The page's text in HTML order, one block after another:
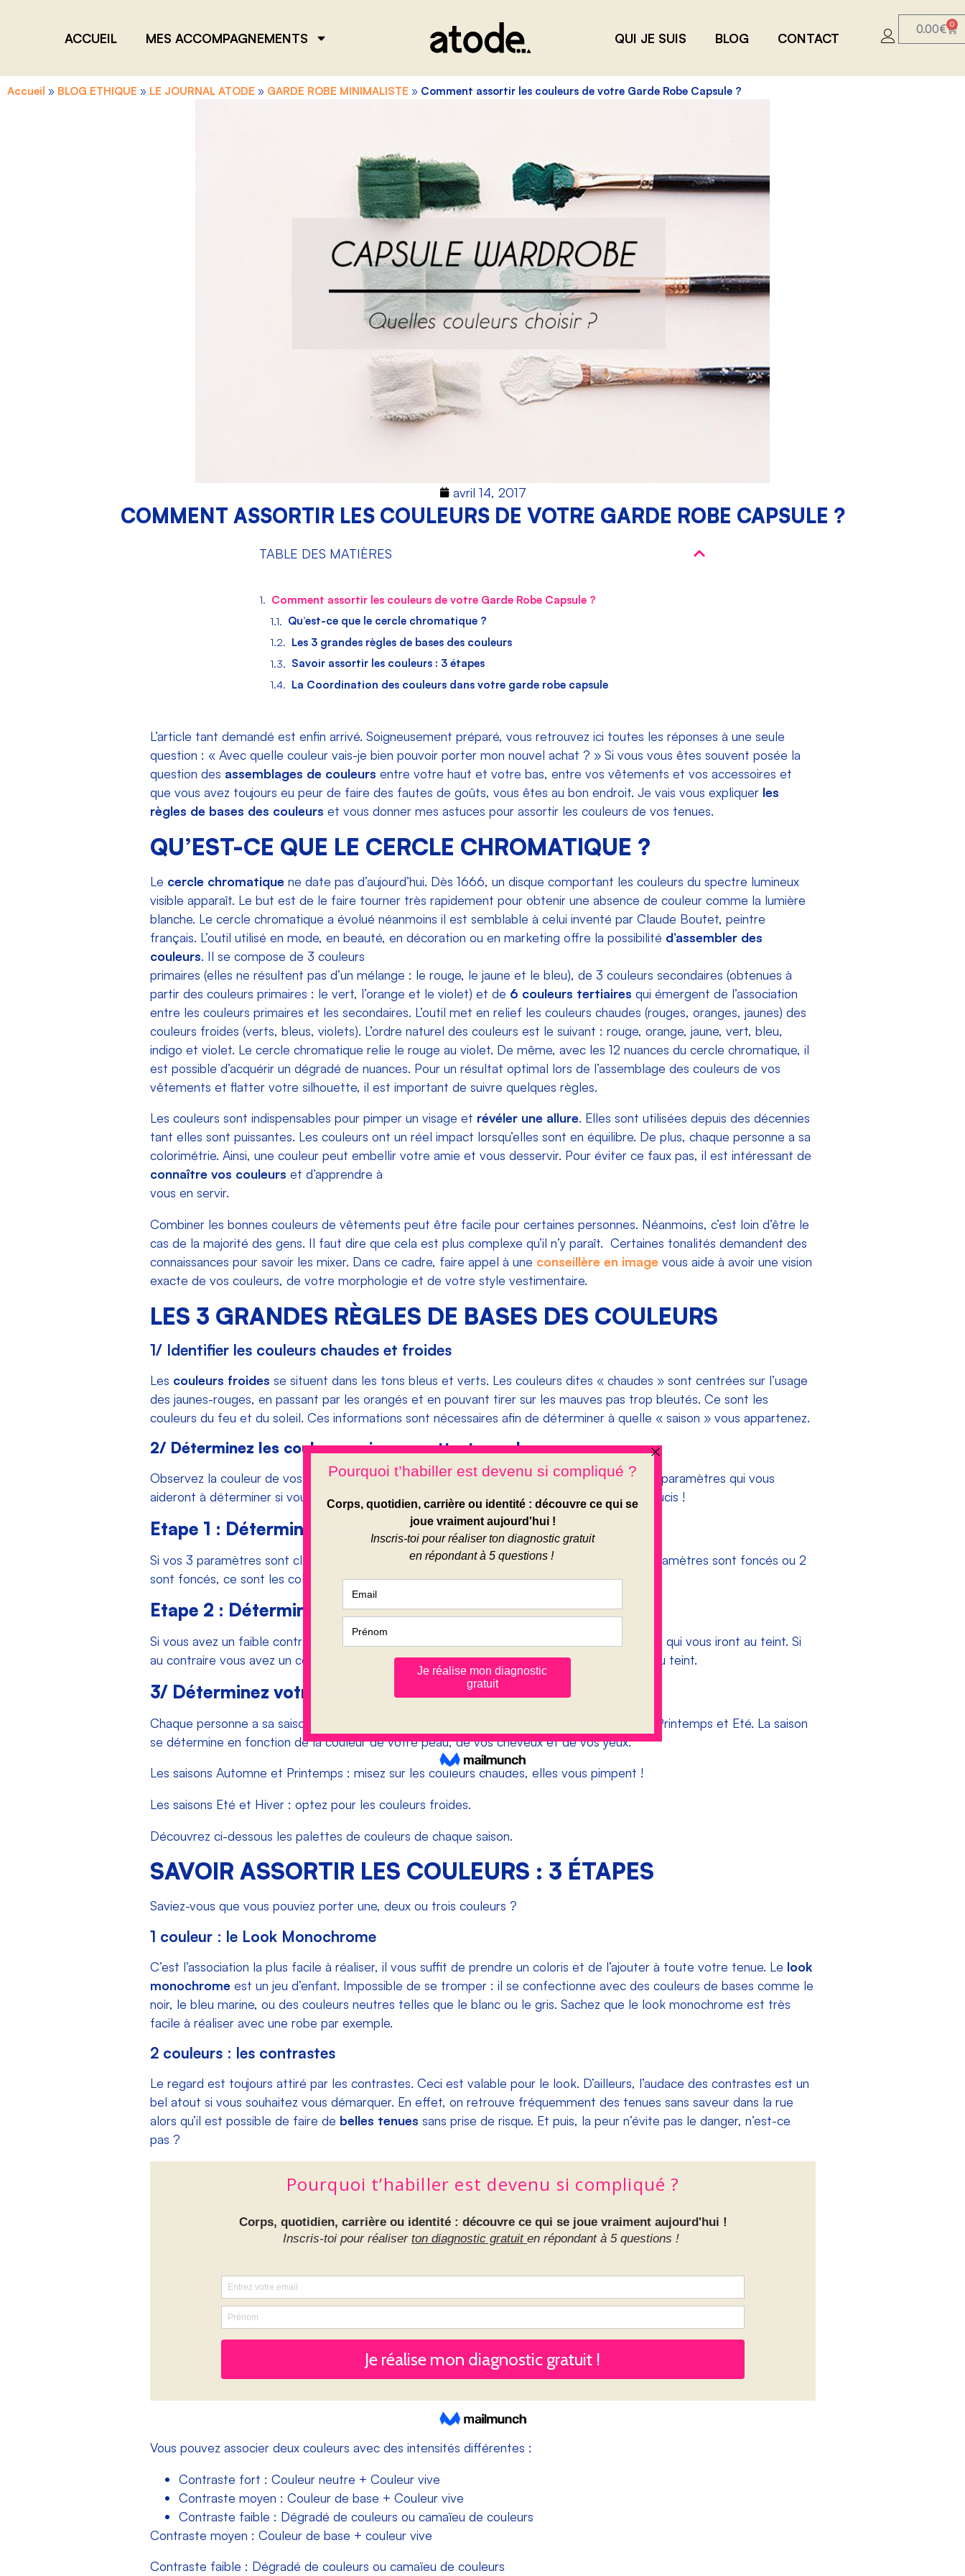
ACCUEIL MES ACCOMPAGNEMENTS QUI JE SUIS BLOG CONTACT
0.00€ 0
Accueil » BLOG ETHIQUE » LE JOURNAL ATODE » GARDE ROBE MINIMALISTE » Comment assortir les couleurs de votre Garde Robe Capsule ?
avril 14, 2017
COMMENT ASSORTIR LES COULEURS DE VOTRE GARDE ROBE CAPSULE ?
TABLE DES MATIÈRES
Comment assortir les couleurs de votre Garde Robe Capsule ?
Qu’est-ce que le cercle chromatique ?
Les 3 grandes règles de bases des couleurs
Savoir assortir les couleurs : 3 étapes
La Coordination des couleurs dans votre garde robe capsule
L’article tant demandé est enfin arrivé. Soigneusement préparé, vous retrouvez ici toutes les réponses à une seule
question : « Avec quelle couleur vais-je bien pouvoir porter mon nouvel achat ? » Si vous vous êtes souvent posée la
question des assemblages de couleurs entre votre haut et votre bas, entre vos vêtements et vos accessoires et
que vous avez toujours eu peur de faire des fautes de goûts, vous êtes au bon endroit. Je vais vous expliquer les
règles de bases des couleurs et vous donner mes astuces pour assortir les couleurs de vos tenues.
QU’EST-CE QUE LE CERCLE CHROMATIQUE ?
Le cercle chromatiquene date pas d’aujourd’hui. Dès 1666, un disque comportant les couleurs du spectre lumineux
visible apparaît. Le but est de le faire tourner très rapidement pour obtenir une absence de couleur comme la lumière
blanche. Le cercle chromatique a évolué néanmoins il est semblable à celui inventé par Claude Boutet, peintre
français. L’outil utilisé en mode, en beauté, en décoration ou en marketing offre la possibilité d’assembler des
couleurs. Il se compose de 3 couleurs
primaires (elles ne résultent pas d’un mélange : le rouge, le jaune et le bleu), de 3 couleurs secondaires (obtenues à
partir des couleurs primaires : le vert, l’orange et le violet) et de 6 couleurs tertiaires qui émergent de l’association
entre les couleurs primaires et les secondaires. L’outil met en relief les couleurs chaudes (rouges, oranges, jaunes) des
couleurs froides (verts, bleus, violets). L’ordre naturel des couleurs est le suivant : rouge, orange, jaune, vert, bleu,
indigo et violet. Le cercle chromatique relie le rouge au violet. De même, avec les 12 nuances du cercle chromatique, il
est possible d’acquérir un dégradé de nuances. Pour un résultat optimal lors de l’assemblage des couleurs de vos
vêtements et flatter votre silhouette, il est important de suivre quelques règles.
Les couleurs sont indispensables pour pimper un visage et révéler une allure. Elles sont utilisées depuis des décennies
tant elles sont puissantes. Les couleurs ont un réel impact lorsqu’elles sont en équilibre. De plus, chaque personne a sa
colorimétrie. Ainsi, une couleur peut embellir votre amie et vous desservir. Pour éviter ce faux pas, il est intéressant de
connaître vos couleurs et d’apprendre à
vous en servir.
Combiner les bonnes couleurs de vêtements peut être facile pour certaines personnes. Néanmoins, c’est loin d’être le
cas de la majorité des gens. Il faut dire que cela est plus complexe qu’il n’y paraît. Certaines tonalités demandent des
connaissances pour savoir les mixer. Dans ce cadre, faire appel à une conseillère en imagevous aide à avoir une vision
exacte de vos couleurs, de votre morphologie et de votre style vestimentaire.
LES 3 GRANDES RÈGLES DE BASES DES COULEURS
1/ Identifier les couleurs chaudes et froides
Les couleurs froides se situent dans les tons bleus et verts. Les couleurs dites « chaudes » sont centrées sur l’usage
des jaunes-rouges, en passant par les orangés et en pouvant tirer sur les mauves pas trop bleutés. Ce sont les
couleurs du feu et du soleil. Ces informations sont nécessaires afin de déterminer à quelle « saison » vous appartenez.
2/ Déterminez les couleurs qui vous mettent en valeur
Observez la couleur de vos cheveux, de vos yeux et la couleur de votre teint, ce sont les 3 paramètres qui vous
aideront à déterminer si vous devez porter plutôt des coloris clairs ou sombres, vifs ou adoucis !
Etape 1 : Déterminez la luminosité de votre teint
Si vos 3 paramètres sont clairs, ce sont les coloris clairsqui vous iront au teint. Si vos 3 paramètres sont foncés ou 2
sont foncés, ce sont les coloris sombres qui vous iront au teint.
Etape 2 : Déterminez le contraste de votre teint
Si vous avez un faible contraste entre vos yeux, cheveux et teint, ce sont les coloris adoucis qui vous iront au teint. Si
au contraire vous avez un contrasté fort, ce sont les coloris vifs et lumineux qui vous iront au teint.
3/ Déterminez votre saison de couleurs
Chaque personne a sa saison de couleurs. Il existe 4 saisons de couleurs : Automne, Hiver, Printemps et Eté. La saison
se détermine en fonction de la couleur de votre peau, de vos cheveux et de vos yeux.
Les saisons Automne et Printemps : misez sur les couleurs chaudes, elles vous pimpent !
Les saisons Eté et Hiver : optez pour les couleurs froides.
Découvrez ci-dessous les palettes de couleurs de chaque saison.
SAVOIR ASSORTIR LES COULEURS : 3 ÉTAPES
Saviez-vous que vous pouviez porter une, deux ou trois couleurs ?
1 couleur : le Look Monochrome
C’est l’association la plus facile à réaliser, il vous suffit de prendre un coloris et de l’ajouter à toute votre tenue. Le look
monochromeest un jeu d’enfant. Impossible de se tromper : il se confectionne avec des couleurs de bases comme le
noir, le bleu marine, ou des couleurs neutres telles que le blanc ou le gris. Sachez que le look monochrome est très
facile à réaliser avec une robe par exemple.
2 couleurs : les contrastes
Le regard est toujours attiré par les contrastes. Ceci est valable pour le look. D’ailleurs, l’audace des contrastes est un
bel atout si vous souhaitez vous démarquer. En effet, on retrouve fréquemment des tenues sans saveur dans la rue
alors qu’il est possible de faire de belles tenues sans prise de risque. Et puis, la peur n’évite pas le danger, n’est-ce
pas ?
Vous pouvez associer deux couleurs avec des intensités différentes :
Contraste fort : Couleur neutre + Couleur vive
Contraste moyen : Couleur de base + Couleur vive
Contraste faible : Dégradé de couleurs ou camaïeu de couleurs
Contraste moyen : Couleur de base + couleur vive
Contraste faible : Dégradé de couleurs ou camaïeu de couleurs